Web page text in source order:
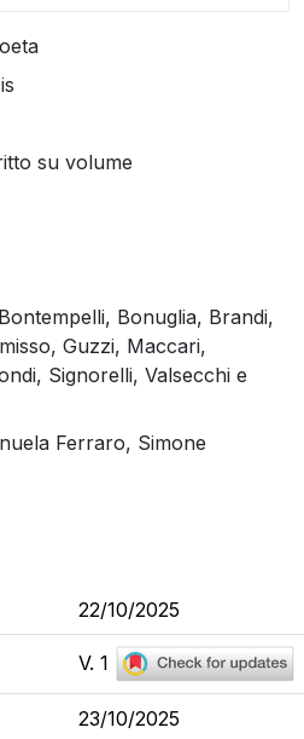
su volume
Bonuglia, Brandi,
Guzzi, Maccari,
Signorelli, Valsecchi e
Ferraro, Simone
22/10/2025
V. 1
23/10/2025